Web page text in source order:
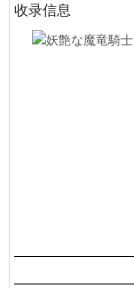
收录信息